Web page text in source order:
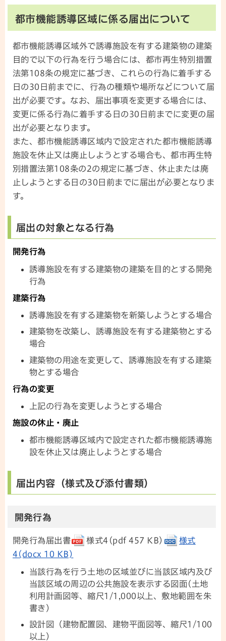
都市機能誘導区域に係る届出について
都市機能誘導区域外で誘導施設を有する建築物の建築
目的で以下の行為を行う場合には、都市再生特別措置
法第108条の規定に基づき、これらの行為に着手する
日の30日前までに、行為の種類や場所などについて届
出が必要です。なお、届出事項を変更する場合には、
変更に係る行為に着手する日の30日前までに変更の届
出が必要となります。
また、都市機能誘導区域内で設定された都市機能誘導
施設を休止又は廃止しようとする場合も、都市再生特
別措置法第108条の2の規定に基づき、休止または廃
止しようとする日の30日前までに届出が必要となりま
す。
届出の対象となる行為
開発行為
誘導施設を有する建築物の建築を目的とする開発
行為
建築行為
誘導施設を有する建築物を新築しようとする場合
建築物を改築し、誘導施設を有する建築物とする
場合
建築物の用途を変更して、誘導施設を有する建築
物とする場合
行為の変更
上記の行為を変更しようとする場合
施設の休止・廃止
都市機能誘導区域内で設定された都市機能誘導施
設を休止又は廃止しようとする場合
届出内容（様式及び添付書類）
開発行為
開発行為届出書 様式4(pdf 457 KB)
様式
4(docx 10 KB)
当該行為を行う土地の区域並びに当該区域内及び
当該区域の周辺の公共施設を表示する図面(土地
利用計画図等、縮尺1/1,000以上、敷地範囲を朱
書き)
設計図（建物配置図、建物平面図等、縮尺1/100
以上)